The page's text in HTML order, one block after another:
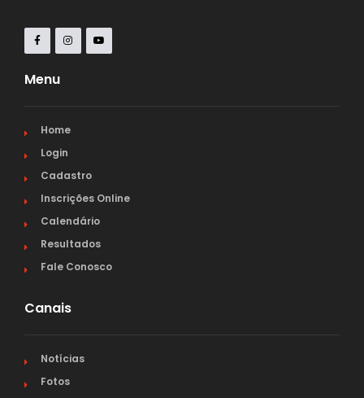
Menu
Home
Login
Cadastro
Inscrições Online
Calendário
Resultados
Fale Conosco
Canais
Notícias
Fotos